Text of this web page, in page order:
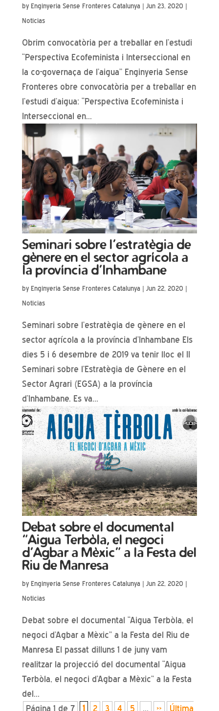
by Enginyeria Sense Fronteres Catalunya | Jun 23, 2020 |
Noticias
Obrim convocatòria per a treballar en l’estudi
“Perspectiva Ecofeminista i Interseccional en
la co-governaça de l’aigua” Enginyeria Sense
Fronteres obre convocatòria per a treballar en
l’estudi d’aigua: “Perspectiva Ecofeminista i
Interseccional en...
Seminari sobre l’estratègia de
gènere en el sector agrícola a
la província d’Inhambane
by Enginyeria Sense Fronteres Catalunya | Jun 22, 2020 |
Noticias
Seminari sobre l’estratègia de gènere en el
sector agrícola a la província d’Inhambane Els
dies 5 i 6 desembre de 2019 va tenir lloc el II
Seminari sobre l’Estratègia de Gènere en el
Sector Agrari (EGSA) a la província
d’Inhambane. Es va...
Debat sobre el documental
“Aigua Terbòla, el negoci
d’Agbar a Mèxic” a la Festa del
Riu de Manresa
by Enginyeria Sense Fronteres Catalunya | Jun 22, 2020 |
Noticias
Debat sobre el documental “Aigua Terbòla, el
negoci d’Agbar a Mèxic” a la Festa del Riu de
Manresa El passat dilluns 1 de juny vam
realitzar la projecció del documental “Aigua
Terbòla, el negoci d’Agbar a Mèxic” a la Festa
del...
Página 1 de 7
1 2 3 4 5 ... » Última